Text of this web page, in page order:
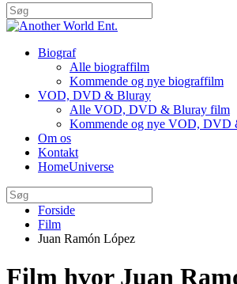
Biograf
Alle biograffilm
Kommende og nye biograffilm
VOD, DVD & Bluray
Alle VOD, DVD & Bluray film
Kommende og nye VOD, DVD
Om os
Kontakt
HomeUniverse
Forside
Film
Juan Ramón López
Film hvor Juan